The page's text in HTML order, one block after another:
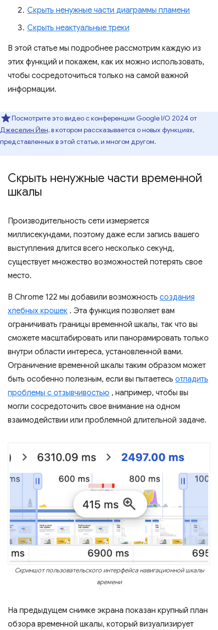
Скрыть ненужные части диаграммы пламени
Скрыть неактуальные треки
В этой статье мы подробнее рассмотрим каждую из
этих функций и покажем, как их можно использовать,
чтобы сосредоточиться только на самой важной
информации.
Посмотрите это видео с конференции Google I/O 2024 от
Джеселин Йен,в котором рассказывается о новых функциях,
представленных в этой статье, и многом другом.
Скрыть ненужные части временной
шкалы
Производительность сети измеряется
миллисекундами, поэтому даже если запись вашего
выступления длится всего несколько секунд,
существует множество возможностей потерять свое
место.
В Chrome 122 мы добавили возможность создания
хлебных крошек . Эта функция позволяет вам
ограничивать границы временной шкалы, так что вы
сможете масштабировать или панорамировать только
внутри области интереса, установленной вами.
Ограничение временной шкалы таким образом может
быть особенно полезным, если вы пытаетесь отладить
проблемы с отзывчивостью , например, чтобы вы
могли сосредоточить свое внимание на одном
взаимодействии или проблемной длительной задаче.
Скриншот пользовательского интерфейса навигационной шкалы
времени
На предыдущем снимке экрана показан крупный план
обзора временной шкалы, который визуализирует